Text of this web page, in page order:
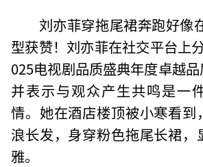
刘亦菲穿拖尾裙奔跑好像
型获赞！刘亦菲在社交平台上
025电视剧品质盛典年度卓越品
并表示与观众产生共鸣是一
情。她在酒店楼顶被小寒看到
浪长发，身穿粉色拖尾长裙，
雅。